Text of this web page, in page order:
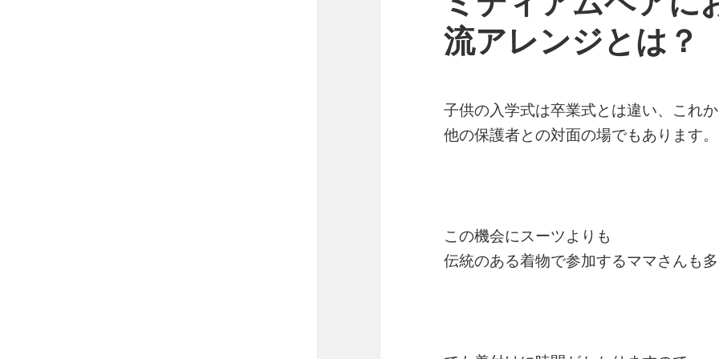
流アレンジとは？
子供の入学式は卒業式とは違い、これ
他の保護者との対面の場でもあります。
この機会にスーツよりも
伝統のある着物で参加するママさんも